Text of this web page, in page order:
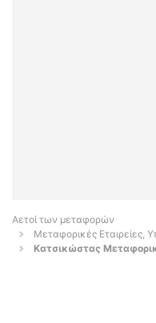
Αετοί των μεταφορών
Μεταφορικές Εταιρείες,
Κατσικώστας